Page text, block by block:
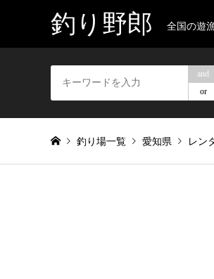
釣り野郎 全国の遊
and
or
釣り場一覧 愛知県 レン